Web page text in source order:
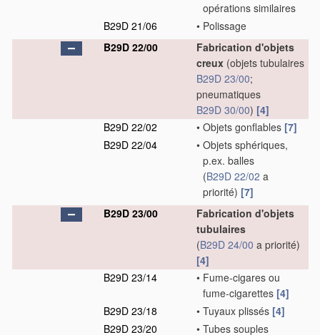
opérations similaires
B29D 21/06
• Polissage
B29D 22/00
Fabrication d'objets
creux (objets tubulaires
B29D 23/00;
pneumatiques
B29D 30/00) [4]
B29D 22/02
• Objets gonflables [7]
B29D 22/04
• Objets sphériques,
p.ex. balles
(B29D 22/02 a
priorité) [7]
B29D 23/00
Fabrication d'objets
tubulaires
(B29D 24/00 a priorité)
[4]
B29D 23/14
• Fume-cigares ou
fume-cigarettes [4]
B29D 23/18
• Tuyaux plissés [4]
B29D 23/20
• Tubes souples